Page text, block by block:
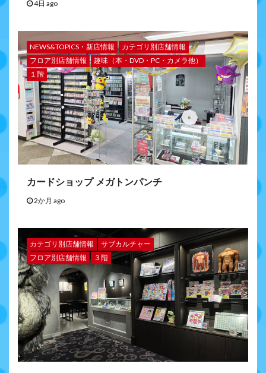
4日 ago
NEWS&TOPICS・新店情報
カテゴリ別店舗情報
フロア別店舗情報
趣味（本・DVD・PC・カメラ他）
１階
カードショップ メガトンパンチ
2か月 ago
カテゴリ別店舗情報
サブカルチャー
フロア別店舗情報
３階